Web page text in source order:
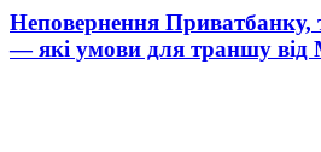
Неповернення
— які умови для траншу